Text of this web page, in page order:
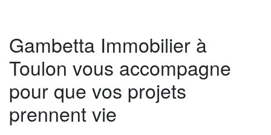
Gambetta Immobilier à
Toulon vous accompagne
pour que vos projets
prennent vie